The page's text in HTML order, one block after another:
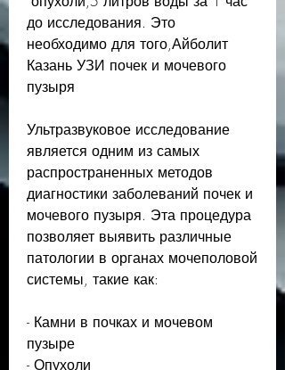
до исследования. Это
необходимо для того,Айболит
Казань УЗИ почек и мочевого
пузыря
Ультразвуковое исследование
является одним из самых
распространенных методов
диагностики заболеваний почек и
мочевого пузыря. Эта процедура
позволяет выявить различные
патологии в органах мочеполовой
системы, такие как:
- Камни в почках и мочевом
пузыре
- Опухоли